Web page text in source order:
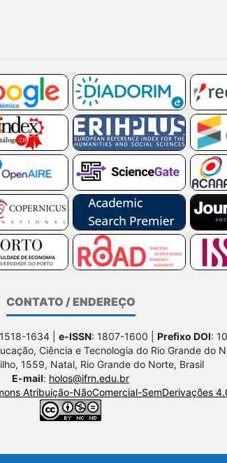
CONTATO / ENDEREÇO
1634 | e-ISSN: 1807-1600 | Prefixo DOI:
Ciência e Tecnologia do Rio Grande do
1559, Natal, Rio Grande do Norte, Brasil
E-mail: holos@ifrn.edu.br
Atribuição-NãoComercial-SemDerivações